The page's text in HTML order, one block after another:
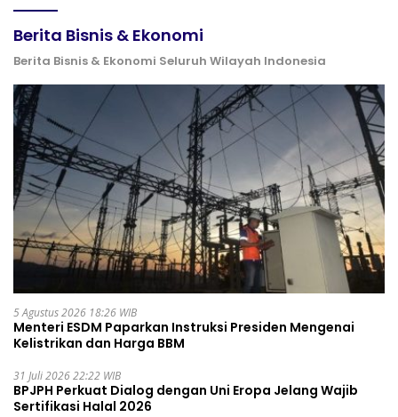
Berita Bisnis & Ekonomi
Berita Bisnis & Ekonomi Seluruh Wilayah Indonesia
5 Agustus 2026 18:26 WIB
Menteri ESDM Paparkan Instruksi Presiden Mengenai
Kelistrikan dan Harga BBM
31 Juli 2026 22:22 WIB
BPJPH Perkuat Dialog dengan Uni Eropa Jelang Wajib
Sertifikasi Halal 2026